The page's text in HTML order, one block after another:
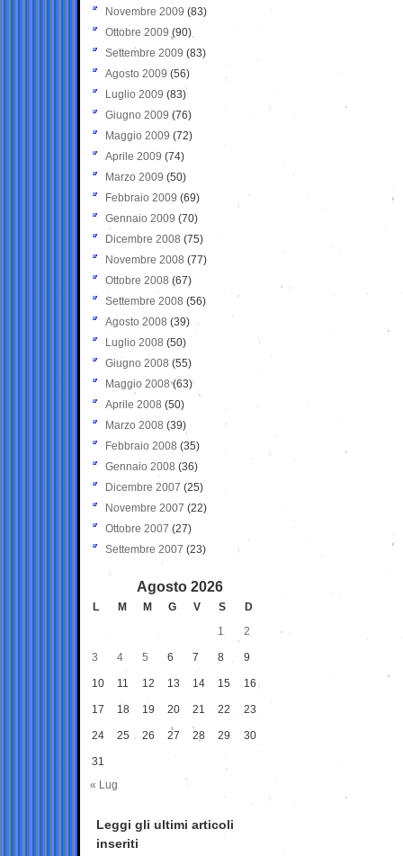
Novembre 2009 (83)
Ottobre 2009 (90)
Settembre 2009 (83)
Agosto 2009 (56)
Luglio 2009 (83)
Giugno 2009 (76)
Maggio 2009 (72)
Aprile 2009 (74)
Marzo 2009 (50)
Febbraio 2009 (69)
Gennaio 2009 (70)
Dicembre 2008 (75)
Novembre 2008 (77)
Ottobre 2008 (67)
Settembre 2008 (56)
Agosto 2008 (39)
Luglio 2008 (50)
Giugno 2008 (55)
Maggio 2008(63)
Aprile 2008 (50)
Marzo 2008 (39)
Febbraio 2008 (35)
Gennaio 2008 (36)
Dicembre 2007 (25)
Novembre 2007 (22)
Ottobre 2007 (27)
Settembre 2007 (23)
Agosto 2026
L M M G V S
D
1
2
3 4 5 6 7 8 9
10 11 12 13 14 15 16
17 18 19 20 21 22 23
24 25 26 27 28 29 30
31
« Lug
Leggi gli ultimi articoli
inseriti